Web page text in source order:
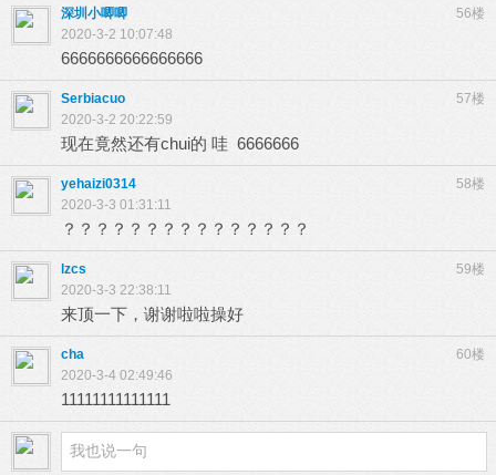
56楼
深圳小唧唧
2020-3-2 10:07:48
6666666666666666
57楼
Serbiacuo
2020-3-2 20:22:59
现在竟然还有chui的 哇 6666666
58楼
yehaizi0314
2020-3-3 01:31:11
？？？？？？？？？？？？？？？
59楼
lzcs
2020-3-3 22:38:11
来顶一下，谢谢啦啦操好
60楼
cha
2020-3-4 02:49:46
11111111111111